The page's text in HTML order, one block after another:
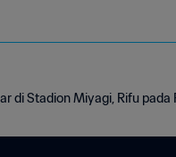
di Stadion Miyagi, Rifu pada